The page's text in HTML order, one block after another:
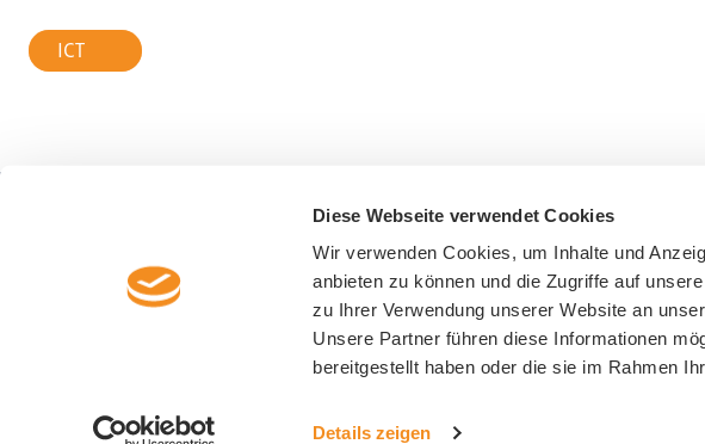
Diese Webseite verwendet Cookies
Wir verwenden Cookies, um Inhalte und
anbieten zu können und die Zugriffe auf
zu Ihrer Verwendung unserer Website an
Unsere Partner führen diese Informationen
bereitgestellt haben oder die sie im Rahmen
Details zeigen
ICT
Alpenquai 30
CH-6005 Luzern
Representative in
Switzerland, USA
Wirtschaftsförderung Luzern Impressum Privacy Policy